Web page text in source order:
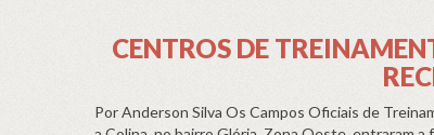
CENTROS DE
Por Anderson Silva Os Campos Oficiais de